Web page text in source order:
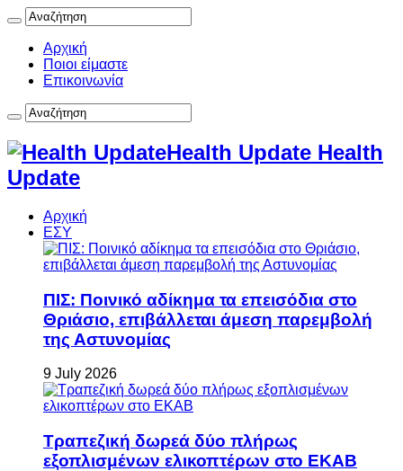
Αρχική
Ποιοι είμαστε
Επικοινωνία
Health Update Health
Update
Αρχική
ΕΣΥ
ΠΙΣ: Ποινικό αδίκημα τα επεισόδια στο
Θριάσιο, επιβάλλεται άμεση παρεμβολή
της Αστυνομίας
9 July 2026
Τραπεζική δωρεά δύο πλήρως
εξοπλισμένων ελικοπτέρων στο ΕΚΑΒ